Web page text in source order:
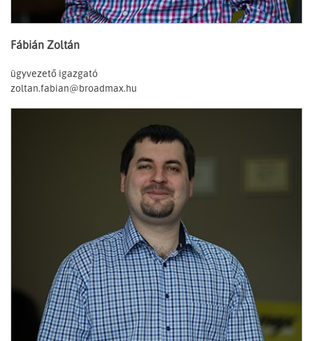
Fábián Zoltán
ügyvezető igazgató
zoltan.fabian@broadmax.hu